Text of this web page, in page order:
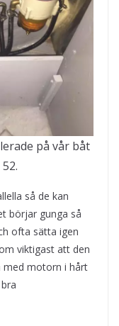
på vår båt
så de kan
börjar gunga så
ofta sätta igen
viktigast att den
med motorn i hårt